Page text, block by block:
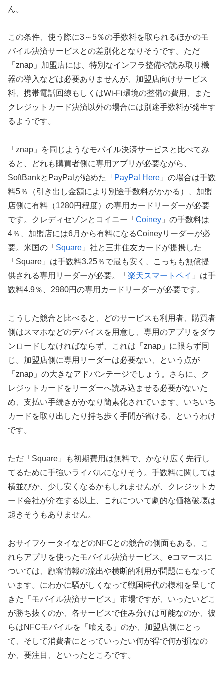
ん。
この条件、使う際に3～5％の手数料を取られるほかのモ
バイル決済サービスとの差別化となりそうです。ただ
「znap」加盟店には、特別なインフラ整備や読み取り機
器の導入などは必要ありませんが、加盟店向けサービス
料、携帯電話回線もしくはWi-Fi環境の整備の費用、また
クレジットカード決済以外の場合には別途手数料が発生す
るようです。
「znap」を同じようなモバイル決済サービスと比べてみ
ると、どれも購買者側に専用アプリが必要ながら、
SoftBankとPayPalが始めた「 PayPal Here 」の場合は手数
料5％（引き出し金額により別途手数料がかかる）、加盟
店側に有料（1280円程度）の専用カードリーダーが必要
です。クレディセゾンとコイニー「 Coiney 」の手数料は
4％、加盟店には6月から有料になるCoineyリーダーが必
要。米国の「 Square 」社と三井住友カードが提携した
「Square」は手数料3.25％で最も安く、こっちも無償提
供される専用リーダーが必要。「 楽天スマートペイ 」は手
数料4.9％、2980円の専用カードリーダーが必要です。
こうした競合と比べると、どのサービスも利用者、購買者
側はスマホなどのデバイスを用意し、専用のアプリをダウ
ンロードしなければならず、これは「znap」に限らず同
じ。加盟店側に専用リーダーは必要ない、という点が
「znap」の大きなアドバンテージでしょう。さらに、ク
レジットカードをリーダーへ読み込ませる必要がないた
め、支払い手続きがかなり簡素化されています。いちいち
カードを取り出したり持ち歩く手間が省ける、というわけ
です。
ただ「Square」も初期費用は無料で、かなり広く先行し
てるために手強いライバルになりそう。手数料に関しては
横並びか、少し安くなるかもしれませんが、クレジットカ
ード会社が介在する以上、これについて劇的な価格破壊は
起きそうもありません。
おサイフケータイなどのNFCとの競合の側面もある、こ
れらアプリを使ったモバイル決済サービス。eコマースに
ついては、顧客情報の流出や横断的利用が問題にもなって
います。にわかに騒がしくなって戦国時代の様相を呈して
きた「モバイル決済サービス」市場ですが、いったいどこ
が勝ち抜くのか、各サービスで住み分けは可能なのか、彼
らはNFCモバイルを「喰える」のか、加盟店側にとっ
て、そして消費者にとっていったい何が得で何が損なの
か、要注目、といったところです。